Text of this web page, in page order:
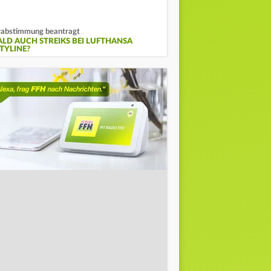
beantragt
AUCH STREIKS BEI LUFTHANSA